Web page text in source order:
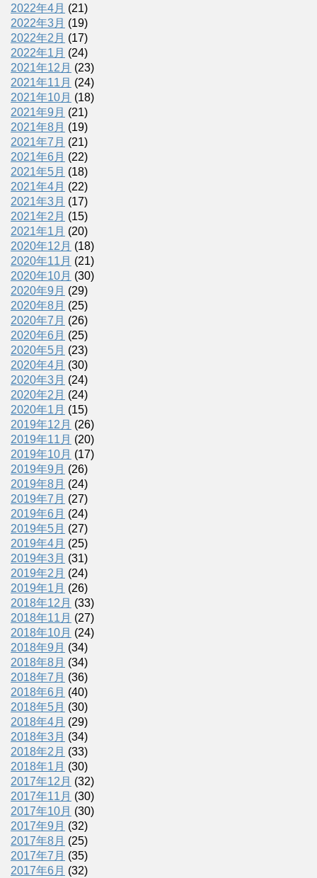
2022年4月 (21)
2022年3月 (19)
2022年2月 (17)
2022年1月 (24)
2021年12月 (23)
2021年11月 (24)
2021年10月 (18)
2021年9月 (21)
2021年8月 (19)
2021年7月 (21)
2021年6月 (22)
2021年5月 (18)
2021年4月 (22)
2021年3月 (17)
2021年2月 (15)
2021年1月 (20)
2020年12月 (18)
2020年11月 (21)
2020年10月 (30)
2020年9月 (29)
2020年8月 (25)
2020年7月 (26)
2020年6月 (25)
2020年5月 (23)
2020年4月 (30)
2020年3月 (24)
2020年2月 (24)
2020年1月 (15)
2019年12月 (26)
2019年11月 (20)
2019年10月 (17)
2019年9月 (26)
2019年8月 (24)
2019年7月 (27)
2019年6月 (24)
2019年5月 (27)
2019年4月 (25)
2019年3月 (31)
2019年2月 (24)
2019年1月 (26)
2018年12月 (33)
2018年11月 (27)
2018年10月 (24)
2018年9月 (34)
2018年8月 (34)
2018年7月 (36)
2018年6月 (40)
2018年5月 (30)
2018年4月 (29)
2018年3月 (34)
2018年2月 (33)
2018年1月 (30)
2017年12月 (32)
2017年11月 (30)
2017年10月 (30)
2017年9月 (32)
2017年8月 (25)
2017年7月 (35)
2017年6月 (32)